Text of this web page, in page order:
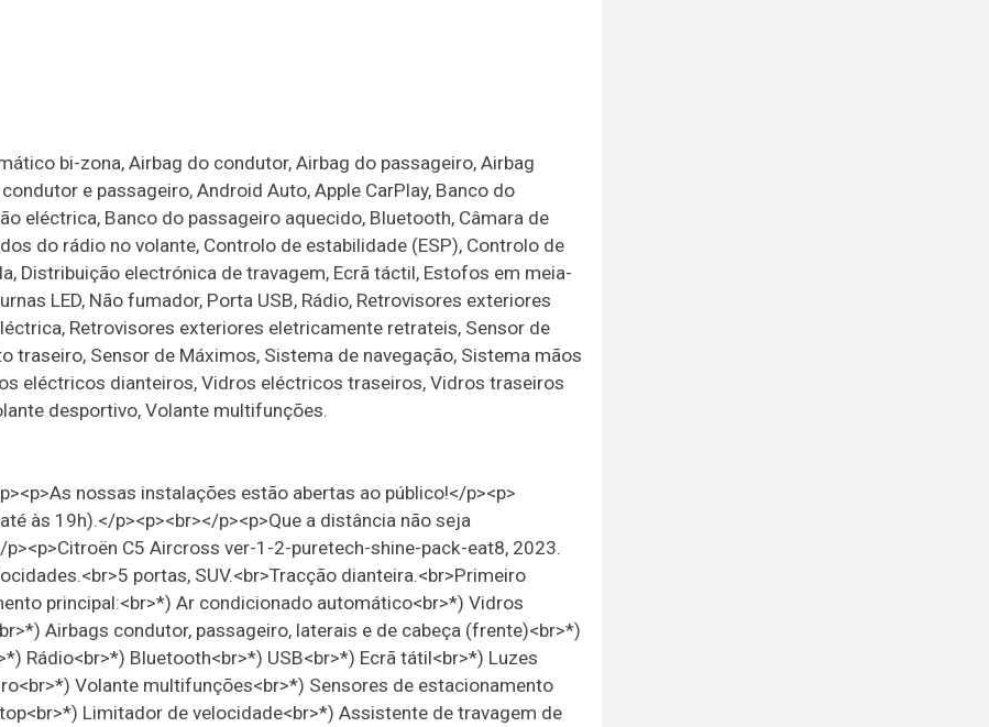
bi-zona, Airbag do condutor, Airbag do passageiro, Airbag
e passageiro, Android Auto, Apple CarPlay, Banco do
eléctrica, Banco do passageiro aquecido, Bluetooth, Câmara de
do rádio no volante, Controlo de estabilidade (ESP), Controlo de
Distribuição electrónica de travagem, Ecrã táctil, Estofos em meia-
LED, Não fumador, Porta USB, Rádio, Retrovisores exteriores
Retrovisores exteriores eletricamente retrateis, Sensor de
traseiro, Sensor de Máximos, Sistema de navegação, Sistema mãos
eléctricos dianteiros, Vidros eléctricos traseiros, Vidros traseiros
desportivo, Volante multifunções.
nossas instalações estão abertas ao público!</p><p>
às 19h).</p><p><br></p><p>Que a distância não seja
C5 Aircross ver-1-2-puretech-shine-pack-eat8, 2023.
portas, SUV.<br>Tracção dianteira.<br>Primeiro
principal:<br>*) Ar condicionado automático<br>*) Vidros
Airbags condutor, passageiro, laterais e de cabeça (frente)<br>*)
Rádio<br>*) Bluetooth<br>*) USB<br>*) Ecrã tátil<br>*) Luzes
Volante multifunções<br>*) Sensores de estacionamento
Limitador de velocidade<br>*) Assistente de travagem de